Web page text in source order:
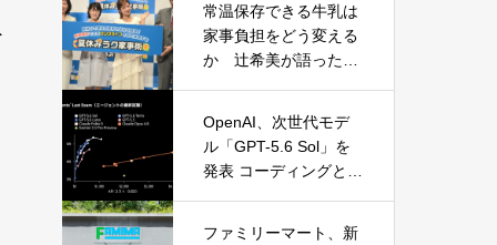
常温保存できる牛乳は
家事負担をどう変える
か 辻希美が語った夏
OpenAI、次世代モデ
ル「GPT-5.6 Sol」を
発表 コーディングとサ
ファミリーマート、新